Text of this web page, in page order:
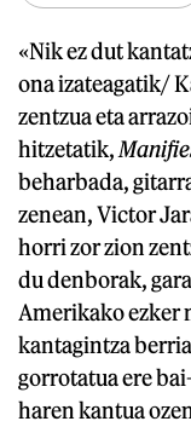
«Nik ez dut
ona izateagatik/
zentzua eta
hitzetatik,
beharbada,
zenean, Victor
horri zor zion
du denborak,
Amerikako ezker
kantagintza
gorrotatua ere
haren kantua